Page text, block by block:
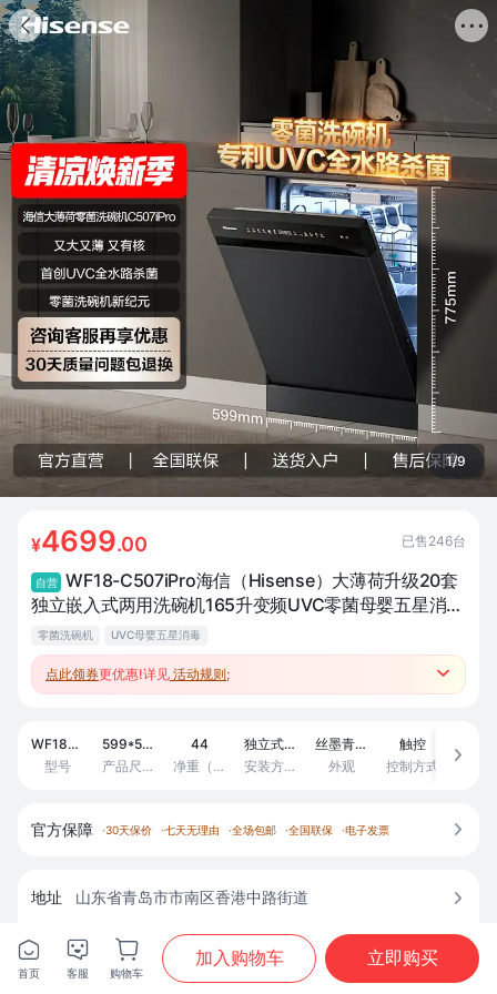
搜索商品

首页

分类

购物车

 
商品
1/9
¥4699.00 已售246台
自营
WF18-C507iPro海信（Hisense）大薄荷升级20套
独立嵌入式两用洗碗机165升变频UVC零菌母婴五星消毒
一级水效无残水厨卫
零菌洗碗机 UVC母婴五星消毒
点此领券更优惠!详见 活动规则;
●参加厨卫跨品类满2类97折3类95折4类93折；

WF18-C507iPro
型号
599*597*805
产品尺寸(mm) （宽*深*高）
44
净重（kg）
独立式（可改为嵌入式，去掉侧板、台面板、下饰条）
安装方式（部分型号可独嵌转换）
丝墨青（隐藏门把手）
外观
触控
控制方式

官方保障 ·30天保价 ·七天无理由 ·全场包邮 ·全国联保 ·电子发票 
地址 山东省青岛市市南区香港中路街道 
商城配送

首页

客服

购物车
加入购物车 立即购买